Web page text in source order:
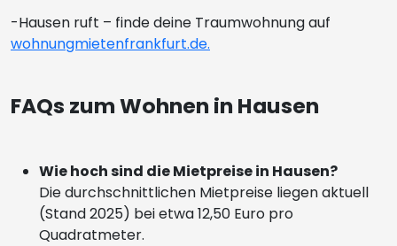
-Hausen ruft – finde deine Traumwohnung auf
wohnungmietenfrankfurt.de.
FAQs zum Wohnen in Hausen
Wie hoch sind die Mietpreise in Hausen?
Die durchschnittlichen Mietpreise liegen aktuell
(Stand 2025) bei etwa 12,50 Euro pro
Quadratmeter.